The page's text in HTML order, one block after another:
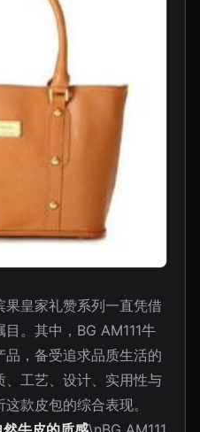
皇家礼赞系列一直凭借
。其中，BG AM111牛
品，备受追求品质生活的
工艺、设计、实用性与
款皮包的综合表现。